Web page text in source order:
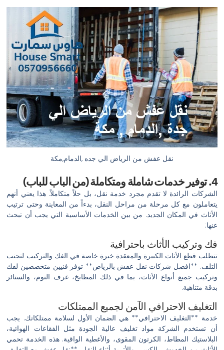
نقل عفش من الرياض الي جده ,الدمام,مكة
4. توفير خدمات شاملة ومتكاملة (من الباب للباب)
الشركات الرائدة لا تقدم مجرد خدمة نقل، بل حلاً متكاملاً. هذا يعني أنهم
يتعاملون مع كل مرحلة من مراحل النقل، بدءاً من المعاينة وحتى ترتيب
الأثاث في المكان الجديد. من بين الخدمات الأساسية التي يجب أن تبحث
عنها:
فك وتركيب الأثاث باحترافية
تتطلب قطع الأثاث الكبيرة والمعقدة خبرة خاصة في الفك والتركيب لتجنب
التلف. **افضل شركات نقل عفش بالرياض** توفر فنيين متخصصين لفك
وتركيب جميع أنواع الأثاث، بما في ذلك المطابخ، غرف النوم، والستائر
بدقة متناهية.
التغليف الاحترافي الآمن لجميع الممتلكات
خدمة **التغليف الاحترافي** هي الضمان الأول لسلامة ممتلكاتك. يجب
أن تستخدم الشركة مواد تغليف عالية الجودة مثل الفقاعات الهوائية،
البلاستيك المطاط، الكرتون المقوى، والأغطية الواقية. هذه الخدمة تحمي